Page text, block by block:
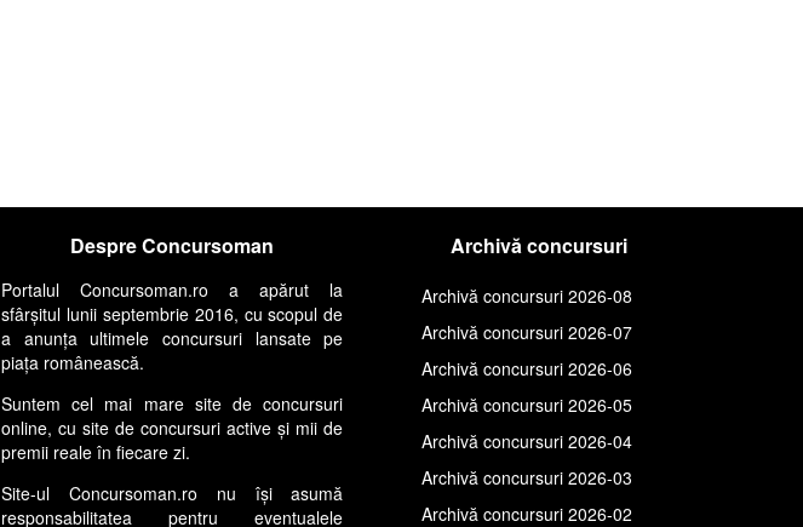
Despre Concursoman
Portalul Concursoman.ro a apărut la
sfârșitul lunii septembrie 2016, cu scopul de
a anunța ultimele concursuri lansate pe
piața românească.
Suntem cel mai mare site de concursuri
online, cu site de concursuri active și mii de
premii reale în fiecare zi.
Site-ul Concursoman.ro nu își asumă
responsabilitatea pentru eventualele
Archivă concursuri
Archivă concursuri 2026-08
Archivă concursuri 2026-07
Archivă concursuri 2026-06
Archivă concursuri 2026-05
Archivă concursuri 2026-04
Archivă concursuri 2026-03
Archivă concursuri 2026-02